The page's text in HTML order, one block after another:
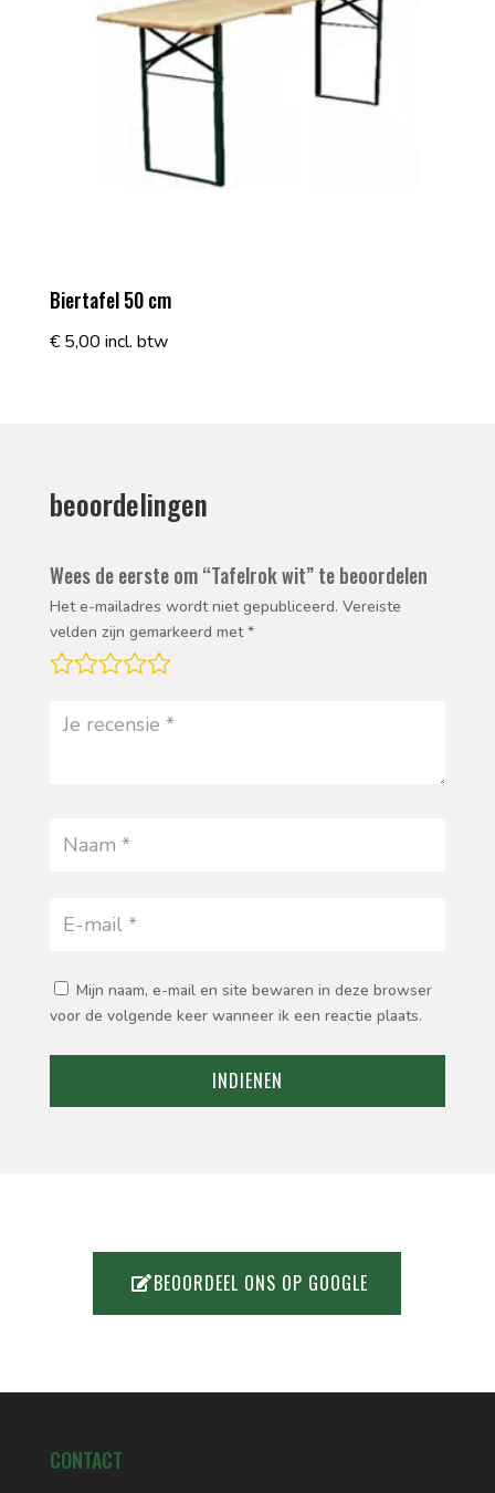
Biertafel 50 cm
€5,00 incl. btw
beoordelingen
Wees de eerste om “Tafelrok wit” te beoordelen
Het e-mailadres wordt niet gepubliceerd. Vereiste
velden zijn gemarkeerd met*
Mijn naam, e-mail en site bewaren in deze browser
voor de volgende keer wanneer ik een reactie plaats.
INDIENEN
BEOORDEEL ONS OP GOOGLE
CONTACT